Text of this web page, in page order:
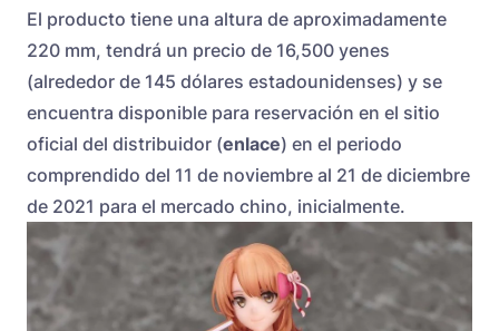
El producto tiene una altura de aproximadamente
220 mm, tendrá un precio de 16,500 yenes
(alrededor de 145 dólares estadounidenses) y se
encuentra disponible para reservación en el sitio
oficial del distribuidor (enlace) en el periodo
comprendido del 11 de noviembre al 21 de diciembre
de 2021 para el mercado chino, inicialmente.